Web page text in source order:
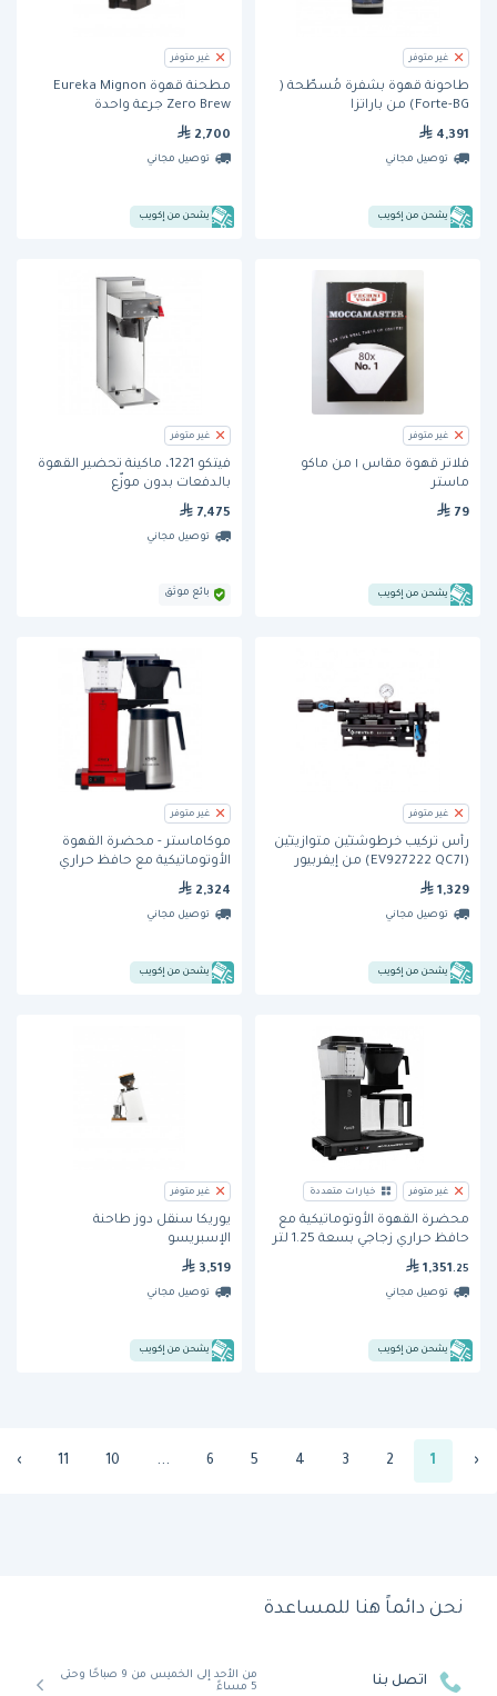
غير متوفر
طاحونة قهوة بشفرة مُسطّحة (
Forte-BG) من باراتزا
4,391
توصيل مجاني
يشحن من إكويب
غير متوفر
مطحنة قهوة Eureka Mignon
Zero Brew جرعة واحدة
2,700
توصيل مجاني
يشحن من إكويب
غير متوفر
فلاتر قهوة مقاس ١ من ماكو
ماستر
79
يشحن من إكويب
غير متوفر
فيتكو 1221، ماكينة تحضير القهوة
بالدفعات بدون موزّع
7,475
توصيل مجاني
بائع موثق
غير متوفر
رأس تركيب خرطوشتَيْن متوازيتَيْن
(EV927222 QC7I) من إيفربيور
1,329
توصيل مجاني
يشحن من إكويب
غير متوفر
موكاماستر - محضّرة القهوة
الأوتوماتيكية مع حافظ حراري
2,324
توصيل مجاني
يشحن من إكويب
غير متوفر خيارات متعددة
محضّرة القهوة الأوتوماتيكية مع
حافظ حراري زجاجي بسعة 1.25 لتر
1,351 .25
توصيل مجاني
يشحن من إكويب
غير متوفر
يوريكا سنقل دوز طاحنة
الإسبريسو
3,519
توصيل مجاني
يشحن من إكويب
‹
1
2
3
4
5
6
...
10
11
›
نحن دائماً هنا للمساعدة
اتصل بنا
من الأحد إلى الخميس من 9 صباحًا وحتى
5 مساءً